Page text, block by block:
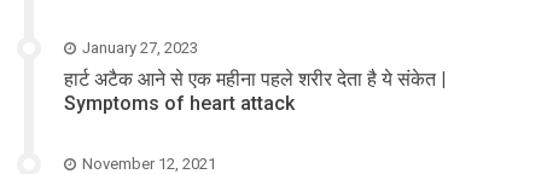
January 27, 2023
हार्ट अटैक आने से एक महीना पहले शरीर देता है ये संकेत |
Symptoms of heart attack
November 12, 2021